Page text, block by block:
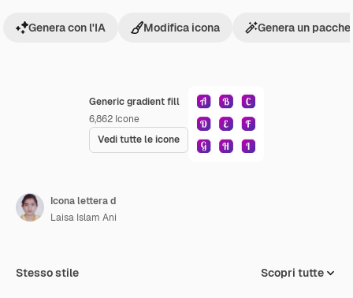
Generic gradient fill
6,862 Icone
Vedi tutte le icone
Genera con l'IA Modifica icona Genera un
Icona lettera d
Laisa Islam Ani
Stesso stile Scopri tutte